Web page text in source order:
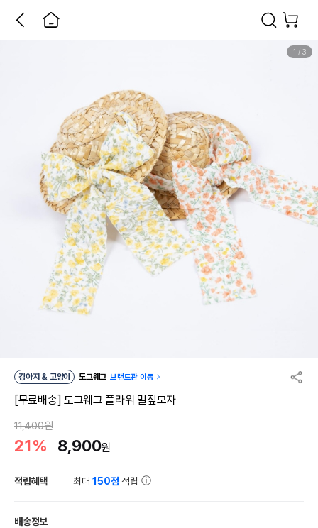
1 / 3
강아지 & 고양이 도그웨그 브랜드관 이동
[무료배송] 도그웨그 플라워 밀짚모자
11,400원
21% 8,900원
적립혜택 최대150점 적립
배송정보